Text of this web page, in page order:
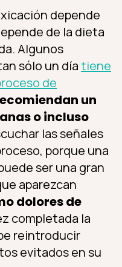
depende
de la dieta
Algunos
sólo un díatiene
de
un
o incluso
las señales
porque una
ser una gran
aparezcan
dolores de
completada la
reintroducir
evitados en su